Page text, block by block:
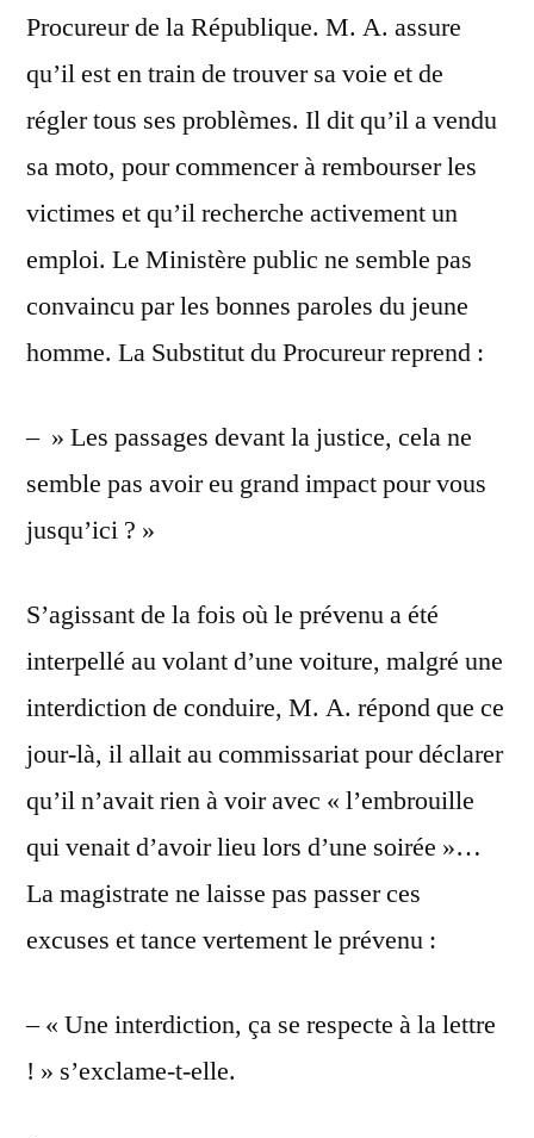
Procureur de la République. M. A. assure
qu’il est en train de trouver sa voie et de
régler tous ses problèmes. Il dit qu’il a vendu
sa moto, pour commencer à rembourser les
victimes et qu’il recherche activement un
emploi. Le Ministère public ne semble pas
convaincu par les bonnes paroles du jeune
homme. La Substitut du Procureur reprend :
– » Les passages devant la justice, cela ne
semble pas avoir eu grand impact pour vous
jusqu’ici ? »
S’agissant de la fois où le prévenu a été
interpellé au volant d’une voiture, malgré une
interdiction de conduire, M. A. répond que ce
jour-là, il allait au commissariat pour déclarer
qu’il n’avait rien à voir avec « l’embrouille
qui venait d’avoir lieu lors d’une soirée »…
La magistrate ne laisse pas passer ces
excuses et tance vertement le prévenu :
– « Une interdiction, ça se respecte à la lettre
! » s’exclame-t-elle.